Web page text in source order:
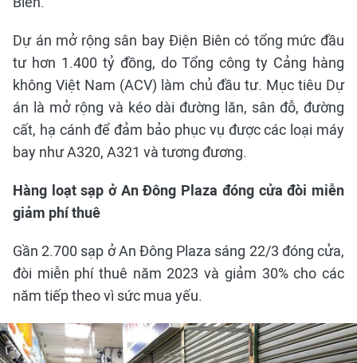
Dự án mở rộng sân bay Điện Biên có tổng mức đầu
tư hơn 1.400 tỷ đồng, do Tổng công ty Cảng hàng
không Việt Nam (ACV) làm chủ đầu tư. Mục tiêu Dự
án là mở rộng và kéo dài đường lăn, sân đỗ, đường
cất, hạ cánh để đảm bảo phục vụ được các loại máy
bay như A320, A321 và tương đương.
Hàng loạt sạp ở An Đông Plaza đóng cửa đòi miễn
giảm phí thuê
Gần 2.700 sạp ở An Đông Plaza sáng 22/3 đóng cửa,
đòi miễn phí thuê năm 2023 và giảm 30% cho các
năm tiếp theo vì sức mua yếu.